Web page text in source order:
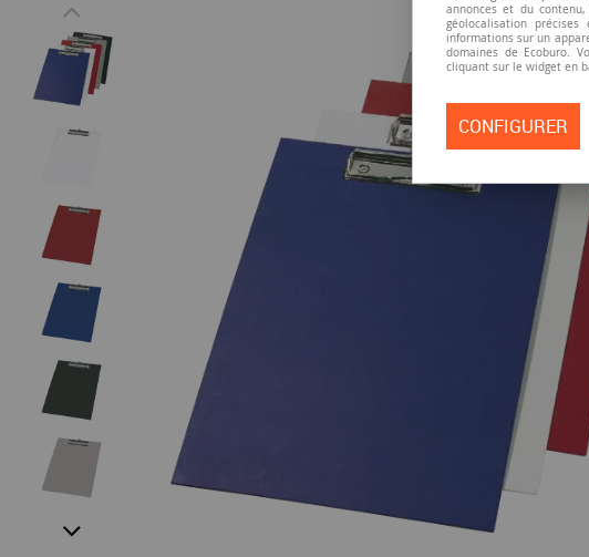
annonces et du
géolocalisation
informations sur un
domaines de Ecoburo.
cliquant sur le widget en
CONFIGURER